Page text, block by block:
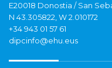
E20018 Donostia / San
N 43.305822, W 2.010172
+34 943 01 57 61
dipcinfo@ehu.eus